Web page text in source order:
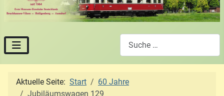
Aktuelle Seite: Start
60 Jahre
Jubiläumswagen 129